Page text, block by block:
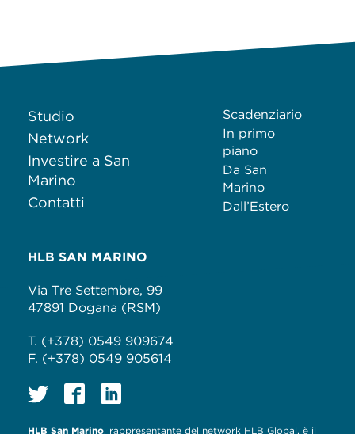
Studio
Network
Investire a San
Marino
Contatti
Scadenziario
In primo
piano
Da San
Marino
Dall’Estero
HLB SAN MARINO
Via Tre Settembre, 99
47891 Dogana (RSM)
T. (+378) 0549 909674
F. (+378) 0549 905614
HLB San Marino, rappresentante del network HLB Global, è il